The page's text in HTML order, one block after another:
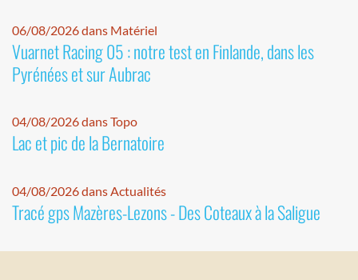
06/08/2026 dans Matériel
Vuarnet Racing 05 : notre test en Finlande, dans les
Pyrénées et sur Aubrac
04/08/2026 dans Topo
Lac et pic de la Bernatoire
04/08/2026 dans Actualités
Tracé gps Mazères-Lezons - Des Coteaux à la Saligue